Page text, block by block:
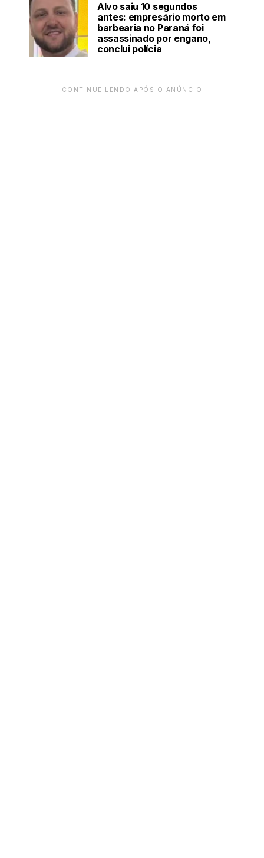
Alvo saiu 10 segundos
antes: empresário morto em
barbearia no Paraná foi
assassinado por engano,
conclui polícia
CONTINUE LENDO APÓS O ANÚNCIO